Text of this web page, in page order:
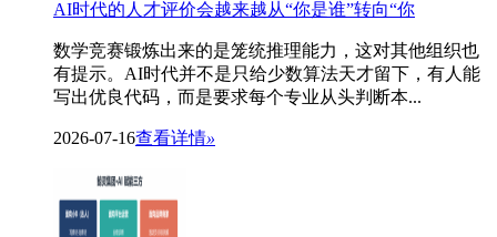
AI时代的人才评价会越来越从“你是谁”转向“你
数学竞赛锻炼出来的是笼统推理能力，这对其他组织也
有提示。AI时代并不是只给少数算法天才留下，有人能
写出优良代码，而是要求每个专业从头判断本...
2026-07-16查看详情»